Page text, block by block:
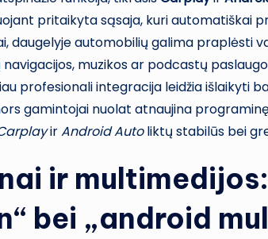
pritaikyta sąsaja, kuri automatiškai
daugelyje automobilių galima praplėsti
muzikos ar podcastų
profesionali integracija leidžia išlaikyti
gamintojai nuolat atnaujina
irAndroid Autoliktų stabilūs bei
ir
bei „android